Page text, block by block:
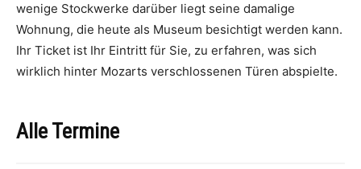
wenige Stockwerke darüber liegt seine damalige
Wohnung, die heute als Museum besichtigt werden kann.
Ihr Ticket ist Ihr Eintritt für Sie, zu erfahren, was sich
wirklich hinter Mozarts verschlossenen Türen abspielte.
Alle Termine